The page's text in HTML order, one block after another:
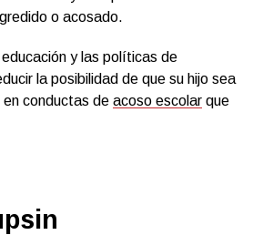
o acosado.
educación y las políticas de
la posibilidad de que su hijo sea
conductas de acoso escolar que